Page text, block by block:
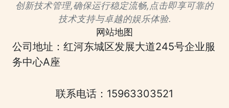
创新技术管理,确保运行稳定流畅,点击即享可靠的
技术支持与卓越的娱乐体验.
网站地图
公司地址：红河东城区发展大道245号企业服
务中心A座
联系电话：15963303521